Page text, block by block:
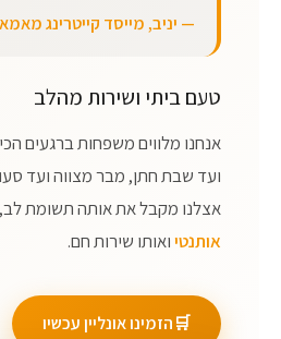
— יניב, מייסד קייטרינג מאמא
טעם ביתי ושירות מהלב
אנחנו מלווים משפחות ברגעים
ועד שבת חתן, מבר מצווה ועד
אצלנו מקבל את אותה תשומת לב,
אותנטיואותו שירות חם.
🛒הזמינו אונליין עכשיו